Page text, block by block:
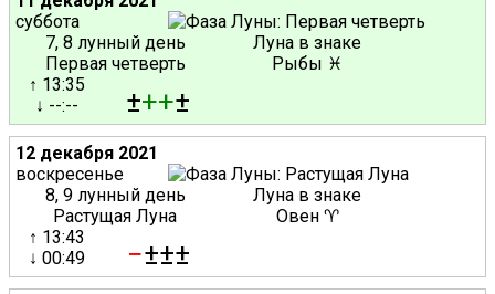
суббота
7, 8 лунный день
Первая четверть
Луна в знаке
Рыбы ♓
↑ 13:35
↓ --:--
±++±
12 декабря 2021
воскресенье
8, 9 лунный день
Растущая Луна
Луна в знаке
Овен ♈
↑ 13:43
↓ 00:49
−±±±